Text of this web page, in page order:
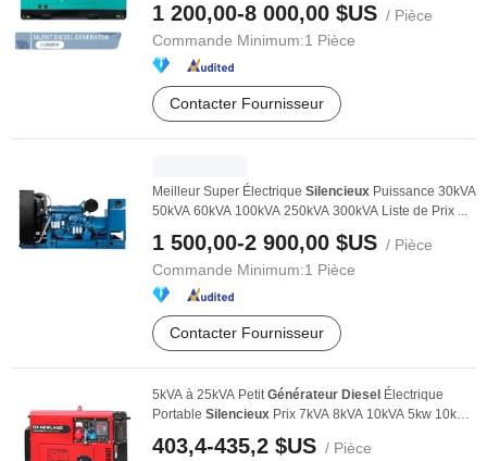
1 200,00-8 000,00 $US / Pièce
Commande Minimum:1 Pièce
Contacter Fournisseur
Meilleur Super Électrique Silencieux Puissance 30kVA
50kVA 60kVA 100kVA 250kVA 300kVA Liste de Prix ...
1 500,00-2 900,00 $US / Pièce
Commande Minimum:1 Pièce
Contacter Fournisseur
5kVA à 25kVA PetitGénérateur Diesel Électrique
Portable Silencieux Prix 7kVA 8kVA 10kVA 5kw 10kw
403,4-435,2 $US / Pièce